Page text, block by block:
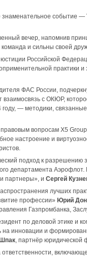
знаменательное событие —
вечер, напомнив
и сильны своей
Российской
практики
ФАС России,
с ОКЮР,
— методики,
вопросам Х5
настроение и
подход к
департамента
партнеры», и Сергей
лучших
профессии» Юрий
Газпромбанка,
по деловой этике и
на инновации и
, партнёр юридической